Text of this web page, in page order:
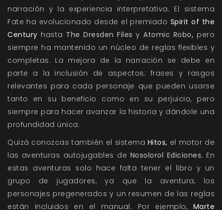
narración y la experiencia interpretativa. El sistema
Fate ha evolucionado desde el premiado Spirit of the
Century hasta The Dresden Files yAtomic Robo, pero
siempre ha mantenido un núcleo de reglas flexibles y
completas. La mejora de la narración se debe en
parte a la inclusión de aspectos: frases y rasgos
relevantes para cada personaje que pueden usarse
tanto en su beneficio como en su perjuicio, pero
siempre para hacer avanzar la historia y dándole una
profundidad única.
Quizá conozcas también el sistema Hitos, el motor de
las aventuras autojugables de Nosolorol Ediciones. En
estas aventuras solo hace falta tener el libro y un
grupo de jugadores, ya que la aventura, los
personajes pregenerados y un resumen de las reglas
están incluidos en el manual. Por ejemplo, Marte